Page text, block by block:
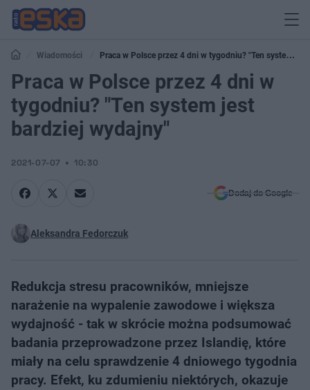
Wiadomości
Praca w Polsce przez 4 dni w tygodniu? "Ten system
jest bardziej wydajny"
Praca w Polsce przez 4 dni w
tygodniu? "Ten system jest
bardziej wydajny"
2021-07-07 10:30
Dodaj do Google
Aleksandra Fedorczuk
Redukcja stresu pracowników, mniejsze
narażenie na wypalenie zawodowe i większa
wydajność - tak w skrócie można podsumować
badania przeprowadzone przez Islandię, które
miały na celu sprawdzenie 4 dniowego tygodnia
pracy. Efekt, ku zdumieniu niektórych, okazuje